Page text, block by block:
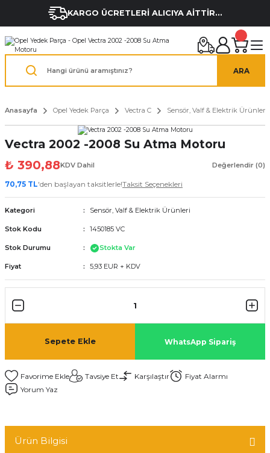
KARGO ÜCRETLERİ ALICIYA AİTTİR...
ARA
Anasayfa Opel Yedek Parça Vectra C Sensör, Valf & Elektrik Ürünleri
Vectra 2002 -2008 Su Atma Motoru
₺ 390,88KDV Dahil Değerlendir (0)
70,75 TL'den başlayan taksitlerle!Taksit Seçenekleri
Kategori Sensör, Valf & Elektrik Ürünleri
Stok Kodu 1450185 VC
Stok Durumu Stokta Var
Fiyat 5,93 EUR + KDV
Sepete Ekle WhatsApp Sipariş
Tavsiye Et Karşılaştır
Fiyat Alarmı
Yorum Yaz
Ürün Bilgisi